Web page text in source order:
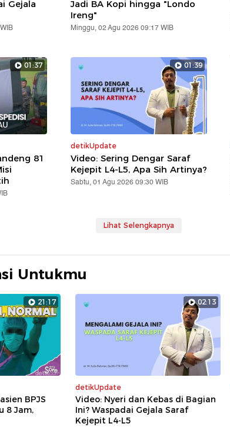
Gejala
Jadi BA Kopi hingga "Londo
Ireng"
Minggu, 02 Agu 2026 09:17 WIB
01:37
81
01:39
detikUpdate
Video: Sering Dengar Saraf
Kejepit L4-L5, Apa Sih Artinya?
Sabtu, 01 Agu 2026 09:30 WIB
Lihat Selengkapnya
Untukmu
21:17
BPJS
8 Jam,
02:13
detikUpdate
Video: Nyeri dan Kebas di Bagian
Ini? Waspadai Gejala Saraf
Kejepit L4-L5